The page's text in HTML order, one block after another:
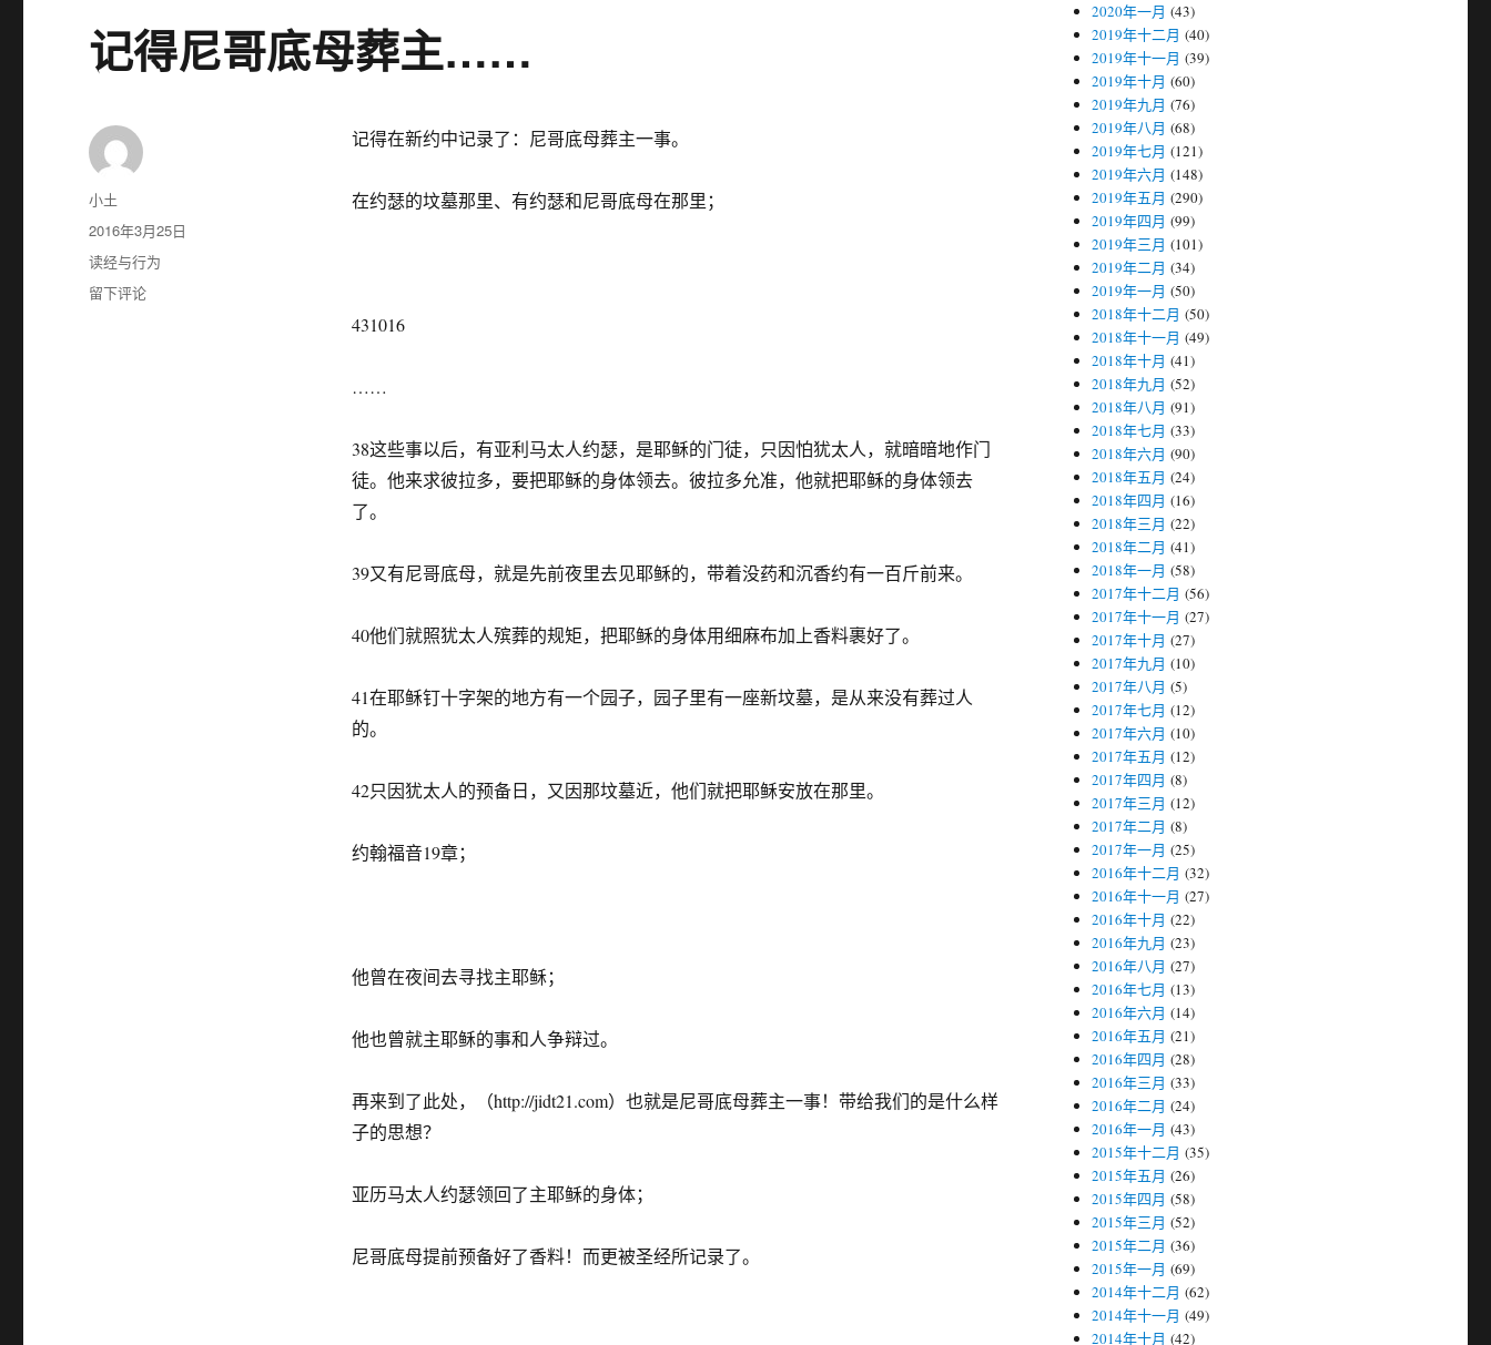
记得尼哥底母葬主……
记得在新约中记录了：尼哥底母葬主一事。
在约瑟的坟墓那里、有约瑟和尼哥底母在那里；
431016
……
38这些事以后，有亚利马太人约瑟，是耶稣的门徒，只因怕犹太人，就暗暗地作门
徒。他来求彼拉多，要把耶稣的身体领去。彼拉多允准，他就把耶稣的身体领去
了。
39又有尼哥底母，就是先前夜里去见耶稣的，带着没药和沉香约有一百斤前来。
40他们就照犹太人殡葬的规矩，把耶稣的身体用细麻布加上香料裹好了。
41在耶稣钉十字架的地方有一个园子，园子里有一座新坟墓，是从来没有葬过人
的。
42只因犹太人的预备日，又因那坟墓近，他们就把耶稣安放在那里。
约翰福音19章；
他曾在夜间去寻找主耶稣；
他也曾就主耶稣的事和人争辩过。
再来到了此处，（http://jidt21.com）也就是尼哥底母葬主一事！带给我们的是什么样
子的思想？
亚历马太人约瑟领回了主耶稣的身体；
尼哥底母提前预备好了香料！而更被圣经所记录了。
作
者
小土
发
布
于
2016年3月25日
分
类
读经与行为
于
留下评论
2020年一月 (43)
2019年十二月 (40)
2019年十一月 (39)
2019年十月 (60)
2019年九月 (76)
2019年八月 (68)
2019年七月 (121)
2019年六月 (148)
2019年五月 (290)
2019年四月 (99)
2019年三月 (101)
2019年二月 (34)
2019年一月 (50)
2018年十二月 (50)
2018年十一月 (49)
2018年十月 (41)
2018年九月 (52)
2018年八月 (91)
2018年七月 (33)
2018年六月 (90)
2018年五月 (24)
2018年四月 (16)
2018年三月 (22)
2018年二月 (41)
2018年一月 (58)
2017年十二月 (56)
2017年十一月 (27)
2017年十月 (27)
2017年九月 (10)
2017年八月 (5)
2017年七月 (12)
2017年六月 (10)
2017年五月 (12)
2017年四月 (8)
2017年三月 (12)
2017年二月 (8)
2017年一月 (25)
2016年十二月 (32)
2016年十一月 (27)
2016年十月 (22)
2016年九月 (23)
2016年八月 (27)
2016年七月 (13)
2016年六月 (14)
2016年五月 (21)
2016年四月 (28)
2016年三月 (33)
2016年二月 (24)
2016年一月 (43)
2015年十二月 (35)
2015年五月 (26)
2015年四月 (58)
2015年三月 (52)
2015年二月 (36)
2015年一月 (69)
2014年十二月 (62)
2014年十一月 (49)
2014年十月 (42)